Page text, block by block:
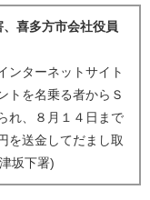
、喜多方市会社役員
ンターネットサイト
トを名乗る者からＳ
れ、８月１４日まで
を送金してだまし取
坂下署)